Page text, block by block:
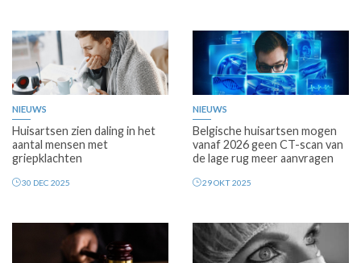
Premium
NIEUWS
Huisartsen zien daling in het
aantal mensen met
griepklachten
30 DEC 2025
Premium
NIEUWS
Belgische huisartsen mogen
vanaf 2026 geen CT-scan van
de lage rug meer aanvragen
29 OKT 2025
Premium